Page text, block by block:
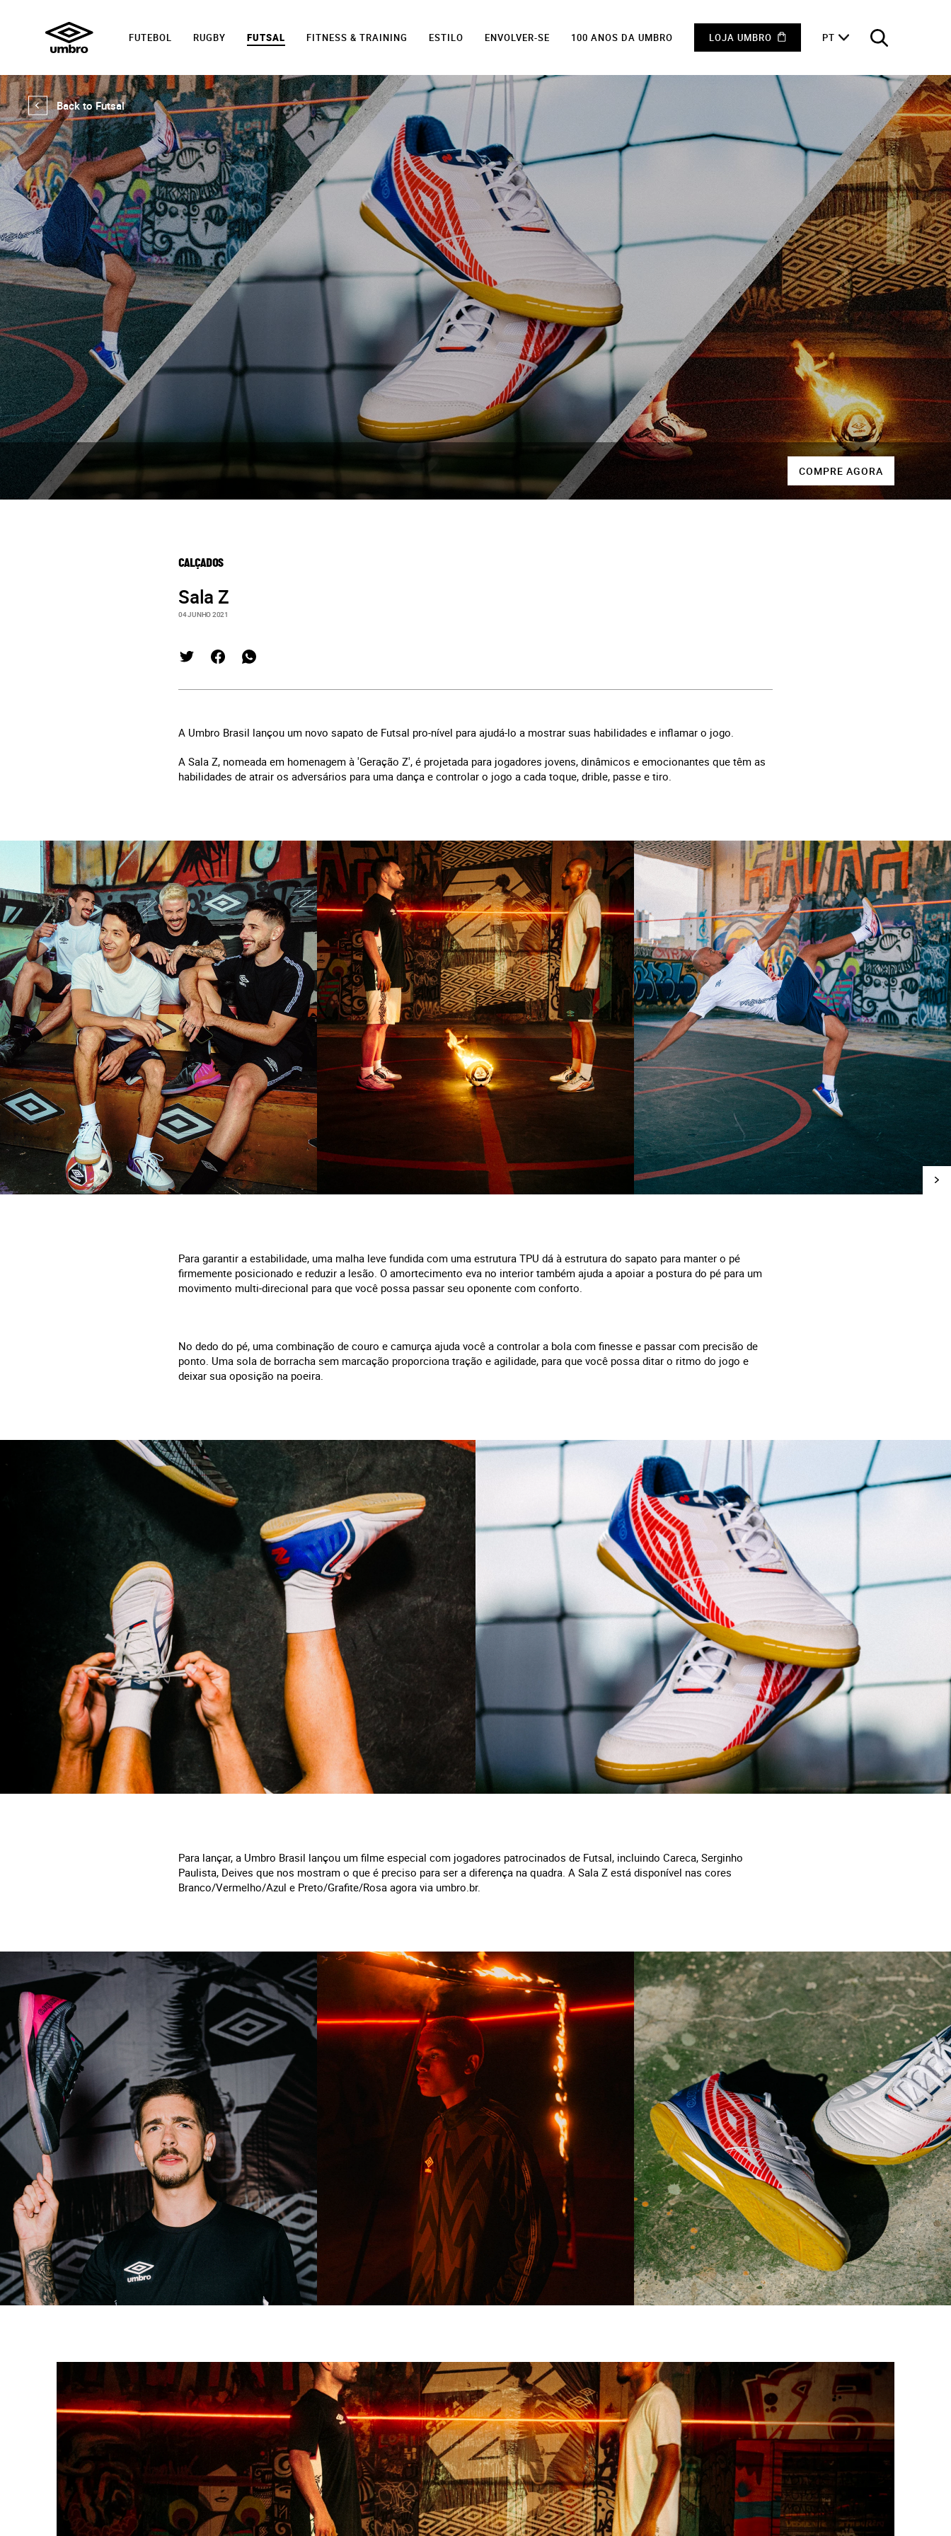
FUTEBOL RUGBY FUTSAL FITNESS & TRAINING ESTILO ENVOLVER-SE 100 ANOS DA UMBRO LOJA UMBRO PT
Back to Futsal
COMPRE AGORA
CALÇADOS
Sala Z
04 JUNHO 2021
A Umbro Brasil lançou um novo sapato de Futsal pro-nível para ajudá-lo a mostrar suas habilidades e inflamar o jogo.
A Sala Z, nomeada em homenagem à 'Geração Z', é projetada para jogadores jovens, dinâmicos e emocionantes que têm as
habilidades de atrair os adversários para uma dança e controlar o jogo a cada toque, drible, passe e tiro.
Para garantir a estabilidade, uma malha leve fundida com uma estrutura TPU dá à estrutura do sapato para manter o pé
firmemente posicionado e reduzir a lesão. O amortecimento eva no interior também ajuda a apoiar a postura do pé para um
movimento multi-direcional para que você possa passar seu oponente com conforto.
No dedo do pé, uma combinação de couro e camurça ajuda você a controlar a bola com finesse e passar com precisão de
ponto. Uma sola de borracha sem marcação proporciona tração e agilidade, para que você possa ditar o ritmo do jogo e
deixar sua oposição na poeira.
Para lançar, a Umbro Brasil lançou um filme especial com jogadores patrocinados de Futsal, incluindo Careca, Serginho
Paulista, Deives que nos mostram o que é preciso para ser a diferença na quadra. A Sala Z está disponível nas cores
Branco/Vermelho/Azul e Preto/Grafite/Rosa agora via umbro.br.